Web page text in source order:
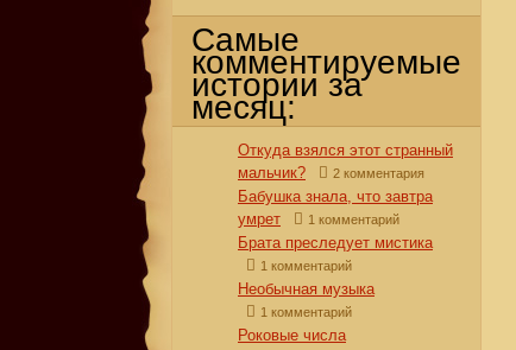
Самые
комментируемые
истории за
месяц:
Откуда взялся этот странный
мальчик?
2 комментария
Бабушка знала, что завтра
умрет
1 комментарий
Брата преследует мистика
1 комментарий
Необычная музыка
1 комментарий
Роковые числа